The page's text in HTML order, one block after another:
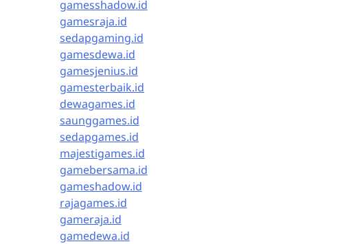
gamesshadow.id
gamesraja.id
sedapgaming.id
gamesdewa.id
gamesjenius.id
gamesterbaik.id
dewagames.id
saunggames.id
sedapgames.id
majestigames.id
gamebersama.id
gameshadow.id
rajagames.id
gameraja.id
gamedewa.id